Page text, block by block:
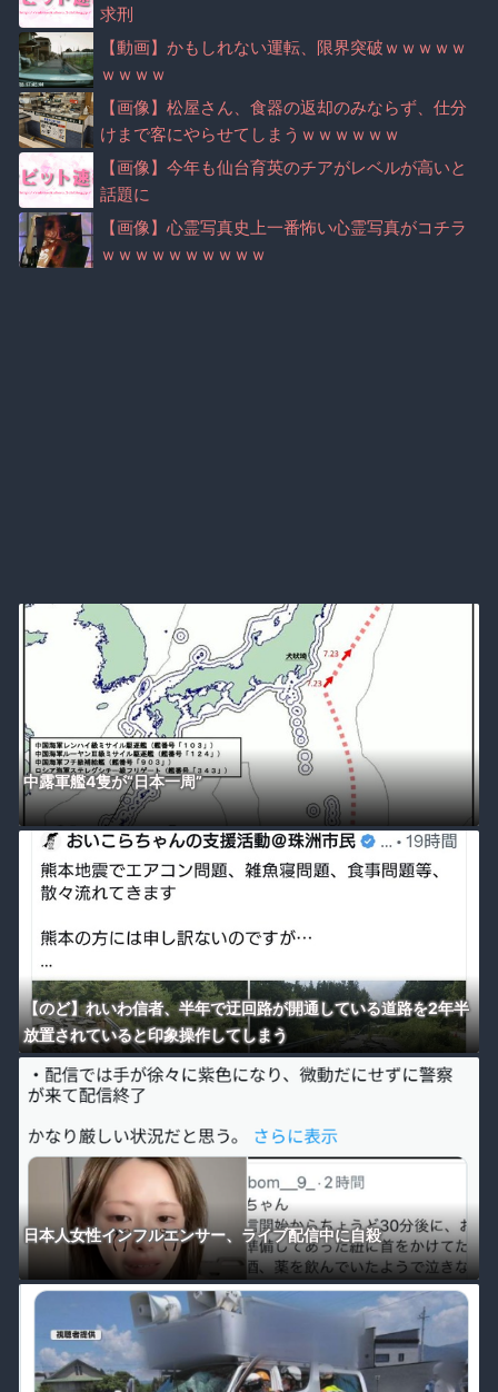
求刑
【動画】かもしれない運転、限界突破ｗｗｗｗｗ
ｗｗｗｗ
【画像】松屋さん、食器の返却のみならず、仕分
けまで客にやらせてしまうｗｗｗｗｗｗ
【画像】今年も仙台育英のチアがレベルが高いと
話題に
【画像】心霊写真史上一番怖い心霊写真がコチラ
ｗｗｗｗｗｗｗｗｗｗ
中露軍艦4隻が“日本一周”
【のど】れいわ信者、半年で迂回路が開通している道路を2年半
放置されていると印象操作してしまう
日本人女性インフルエンサー、ライブ配信中に自殺